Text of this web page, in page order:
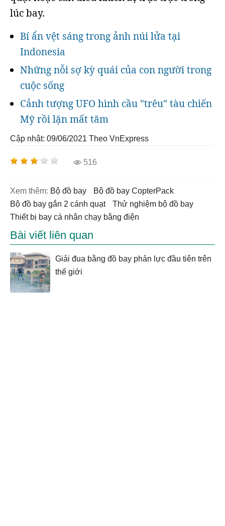
lúc bay.
Bí ẩn vệt sáng trong ảnh núi lửa tại
Indonesia
Những nỗi sợ kỳ quái của con người trong
cuộc sống
Cảnh tượng UFO hình cầu "trêu" tàu chiến
Mỹ rồi lặn mất tăm
Cập nhật: 09/06/2021 Theo VnExpress
516
Xem thêm: bộ đồ bay
Bộ đồ bay CopterPack
bộ đồ bay gắn 2 cánh quạt
thử nghiệm bộ đồ bay
thiết bị bay cá nhân chạy bằng điện
Bài viết liên quan
Giải đua bằng đồ bay phản lực đầu tiên trên
thế giới